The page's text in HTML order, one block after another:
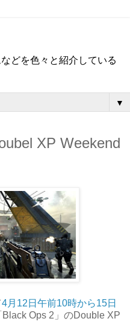
どを色々と紹介している
▼
XP Weekend
4月12日午前10時から15日
Black Ops 2」のDouble XP